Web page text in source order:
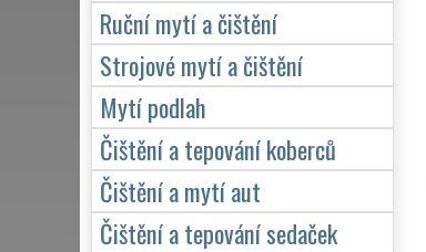
Ruční mytí a čištění
Strojové mytí a čištění
Mytí podlah
Čištění a tepování koberců
Čištění a mytí aut
Čištění a tepování sedaček